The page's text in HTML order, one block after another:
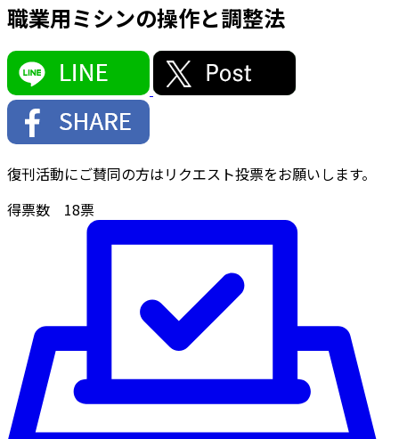
職業用ミシンの操作と調整法
復刊活動にご賛同の方はリクエスト投票をお願いします。
得票数 18票